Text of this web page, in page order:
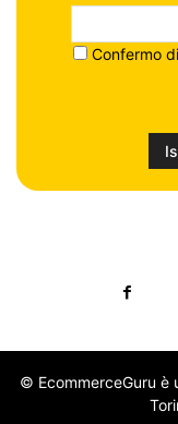
Confermo
© EcommerceGuru è